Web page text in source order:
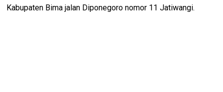
Kabupaten Bima jalan Diponegoro nomor 11 Jatiwangi.